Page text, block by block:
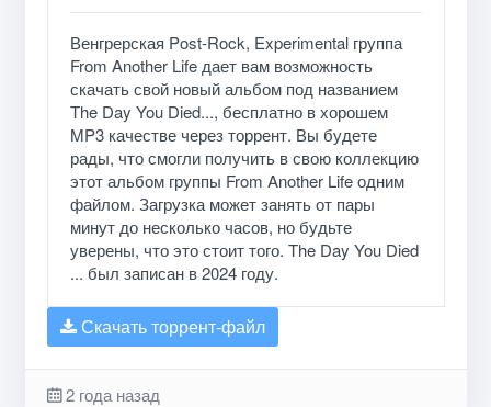
Венгрерская Post-Rock, Experimental группа
From Another Life дает вам возможность
скачать свой новый альбом под названием
The Day You Died​.​.​., бесплатно в хорошем
MP3 качестве через торрент. Вы будете
рады, что смогли получить в свою коллекцию
этот альбом группы From Another Life одним
файлом. Загрузка может занять от пары
минут до несколько часов, но будьте
уверены, что это стоит того. The Day You Died​
.​.​. был записан в 2024 году.
Скачать торрент-файл
2 года назад